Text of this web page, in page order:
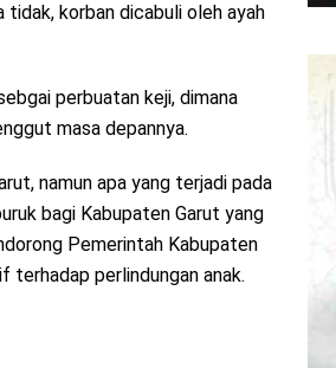
tidak, korban dicabuli oleh ayah
perbuatan keji, dimana
masa depannya.
namun apa yang terjadi pada
bagi Kabupaten Garut yang
Pemerintah Kabupaten
terhadap perlindungan anak.